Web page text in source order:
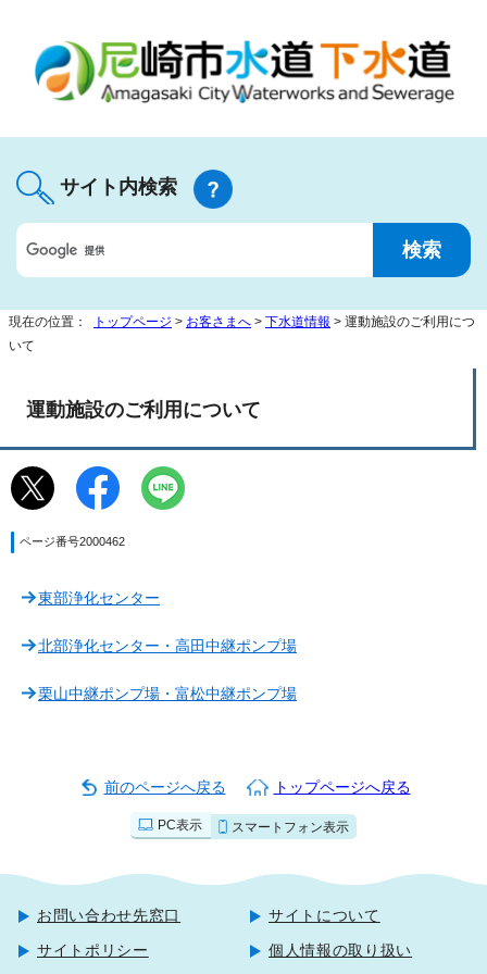
サイト内検索
現在の位置： トップページ > お客さまへ > 下水道情報 > 運動施設のご利用につ
いて
運動施設のご利用について
ページ番号2000462
東部浄化センター
北部浄化センター・高田中継ポンプ場
栗山中継ポンプ場・富松中継ポンプ場
前のページへ戻る トップページへ戻る
PC表示 スマートフォン表示
お問い合わせ先窓口 サイトについて
サイトポリシー 個人情報の取り扱い